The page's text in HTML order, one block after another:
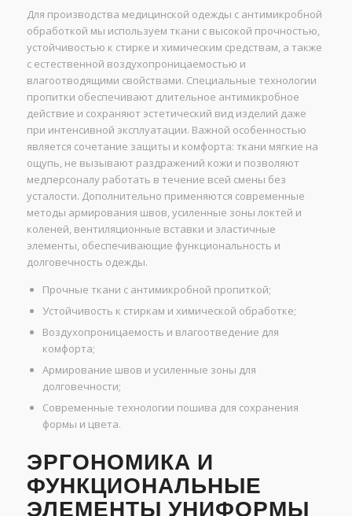
Для производства медицинской одежды с антимикробной
обработкой мы используем ткани с высокой прочностью,
устойчивостью к стирке и химическим средствам, а также
с естественной воздухопроницаемостью и
влагоотводящими свойствами. Специальные технологии
пропитки обеспечивают длительное антимикробное
действие и сохраняют эстетический вид изделий даже
при интенсивной эксплуатации. Важной особенностью
является сочетание защиты и комфорта: ткани мягкие на
ощупь, не вызывают раздражений кожи и позволяют
медперсоналу работать в течение всей смены без
усталости. Дополнительно применяются современные
методы армирования швов, усиленные зоны локтей и
коленей, вентиляционные вставки и эластичные
элементы, обеспечивающие функциональность и
долговечность одежды.
Прочные ткани с антимикробной пропиткой;
Устойчивость к стиркам и химической обработке;
Воздухопроницаемость и влагоотведение для
комфорта;
Армирование швов и усиленные зоны для
долговечности;
Современные технологии пошива для сохранения
формы и цвета.
ЭРГОНОМИКА И
ФУНКЦИОНАЛЬНЫЕ
ЭЛЕМЕНТЫ УНИФОРМЫ